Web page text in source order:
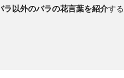
ラ以外のバラの花言葉を紹介する